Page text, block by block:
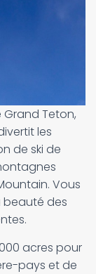
Teton,
les
de ski de
Vous
beauté des
acres pour
pays et de